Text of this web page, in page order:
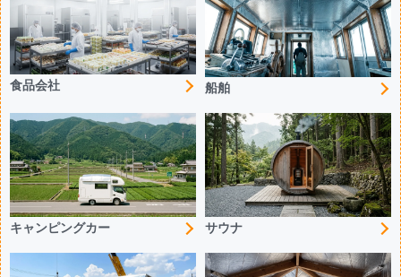
食品会社 船舶
キャンピングカー サウナ